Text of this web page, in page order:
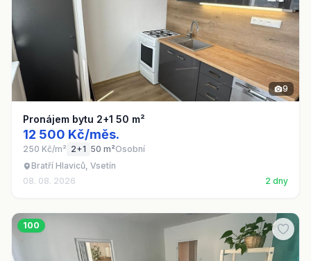
9
Pronájem bytu 2+1 50 m²
12 500 Kč/měs.
250 Kč/m² 2+1 50 m²Osobní
Bratří Hlaviců, Vsetín
08. 08. 2026
2 dny
100